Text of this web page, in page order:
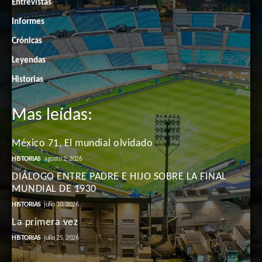
Entrevistas
Informes
Crónicas
Leyendas
Historias
Mas leídas:
México 71, El mundial olvidado
HISTORIAS agosto 2, 2026
DIÁLOGO ENTRE PADRE E HIJO SOBRE LA FINAL
MUNDIAL DE 1930
HISTORIAS julio 30, 2026
La primera vez
HISTORIAS julio 25, 2026